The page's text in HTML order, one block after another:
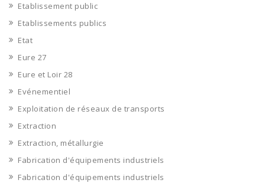
Etablissement public
Etablissements publics
Etat
Eure 27
Eure et Loir 28
Evénementiel
Exploitation de réseaux de transports
Extraction
Extraction, métallurgie
Fabrication d'équipements industriels
Fabrication d'équipements industriels